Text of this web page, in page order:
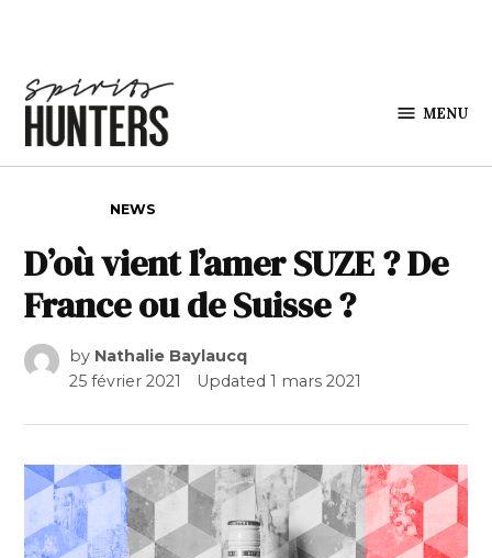
MENU
NEWS
D’où vient l’amer SUZE ? De
France ou de Suisse ?
by Nathalie Baylaucq
25 février 2021
Updated1 mars 2021